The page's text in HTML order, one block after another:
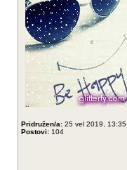
Pridružen/a: 25 vel 2019, 13:35
Postovi: 104